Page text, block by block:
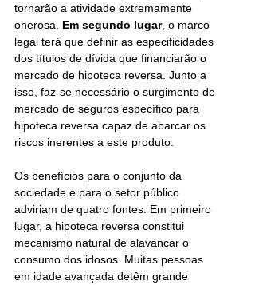
tornarão a atividade extremamente
onerosa. Em segundo lugar, o marco
legal terá que definir as especificidades
dos títulos de dívida que financiarão o
mercado de hipoteca reversa. Junto a
isso, faz-se necessário o surgimento de
mercado de seguros específico para
hipoteca reversa capaz de abarcar os
riscos inerentes a este produto.
Os benefícios para o conjunto da
sociedade e para o setor público
adviriam de quatro fontes. Em primeiro
lugar, a hipoteca reversa constitui
mecanismo natural de alavancar o
consumo dos idosos. Muitas pessoas
em idade avançada detêm grande